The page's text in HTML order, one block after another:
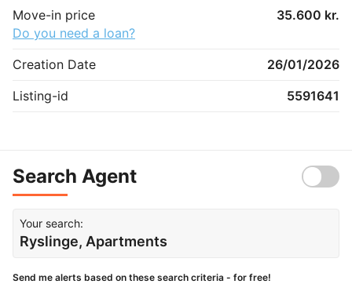
Move-in price
35.600 kr.
Do you need a loan?
Creation Date
26/01/2026
Listing-id
5591641
Search Agent
Your search:
Ryslinge, Apartments
Send me alerts based on these search criteria - for free!